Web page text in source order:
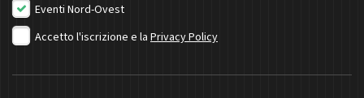
Eventi Nord-Ovest
Accetto l'iscrizione e la Privacy Policy